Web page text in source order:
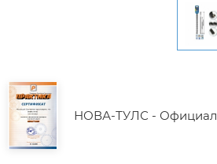
НОВА-ТУЛС -